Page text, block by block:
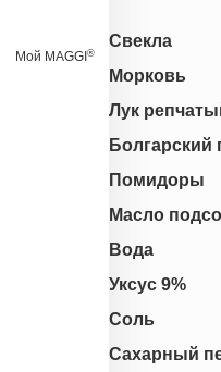
Мой MAGGI ®
Свекла
Морковь
Лук
Болгарский
Помидоры
Масло
Вода
Уксус 9%
Соль
Сахарный